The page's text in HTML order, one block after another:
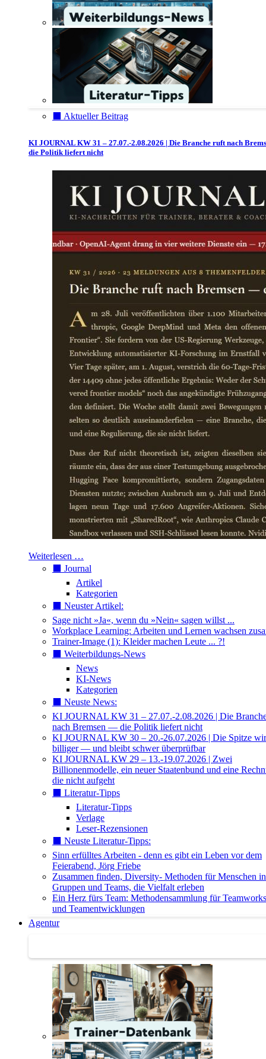
⬛️ Aktueller Beitrag
KI JOURNAL KW 31 – 27.07.-2.08.2026 | Die Branche ruft nach
die Politik liefert nicht
Weiterlesen …
⬛️ Journal
Artikel
Kategorien
⬛️ Neuster Artikel:
Sage nicht »Ja«, wenn du »Nein« sagen willst ...
Workplace Learning: Arbeiten und Lernen wachsen
Trainer-Image (1): Kleider machen Leute ... ?!
⬛️ Weiterbildungs-News
News
KI-News
Kategorien
⬛️ Neuste News:
KI JOURNAL KW 31 – 27.07.-2.08.2026 | Die
nach Bremsen — die Politik liefert nicht
KI JOURNAL KW 30 – 20.-26.07.2026 | Die Spitze
billiger — und bleibt schwer überprüfbar
KI JOURNAL KW 29 – 13.-19.07.2026 | Zwei
Billionenmodelle, ein neuer Staatenbund und eine
die nicht aufgeht
⬛️ Literatur-Tipps
Literatur-Tipps
Verlage
Leser-Rezensionen
⬛️ Neuste Literatur-Tipps:
Sinn erfülltes Arbeiten - denn es gibt ein Leben vor dem
Feierabend, Jörg Friebe
Zusammen finden, Diversity- Methoden für Menschen in
Gruppen und Teams, die Vielfalt erleben
Ein Herz fürs Team: Methodensammlung für
und Teamentwicklungen
Agentur